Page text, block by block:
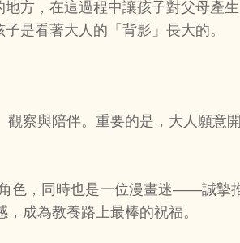
方，在這過程中讓孩子對父母產生
是看著大人的「背影」長大的。
察與陪伴。重要的是，大人願意
色，同時也是一位漫畫迷——誠摯
成為教養路上最棒的祝福。